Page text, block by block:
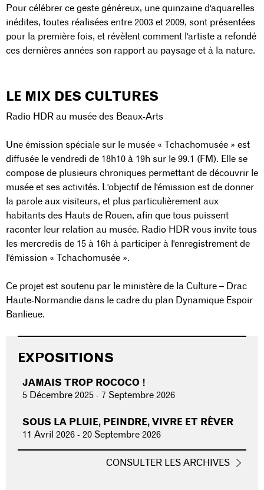
Pour célébrer ce geste généreux, une quinzaine d'aquarelles
inédites, toutes réalisées entre 2003 et 2009, sont présentées
pour la première fois, et révèlent comment l'artiste a refondé
ces dernières années son rapport au paysage et à la nature.
LE MIX DES CULTURES
Radio HDR au musée des Beaux-Arts
Une émission spéciale sur le musée « Tchachomusée » est
diffusée le vendredi de 18h10 à 19h sur le 99.1 (FM). Elle se
compose de plusieurs chroniques permettant de découvrir le
musée et ses activités. L'objectif de l'émission est de donner
la parole aux visiteurs, et plus particulièrement aux
habitants des Hauts de Rouen, afin que tous puissent
raconter leur relation au musée. Radio HDR vous invite tous
les mercredis de 15 à 16h à participer à l'enregistrement de
l'émission « Tchachomusée ».
Ce projet est soutenu par le ministère de la Culture – Drac
Haute-Normandie dans le cadre du plan Dynamique Espoir
Banlieue.
EXPOSITIONS
JAMAIS TROP ROCOCO !
5 Décembre 2025- 7 Septembre 2026
SOUS LA PLUIE, PEINDRE, VIVRE ET RÊVER
11 Avril 2026- 20 Septembre 2026
CONSULTER LES ARCHIVES